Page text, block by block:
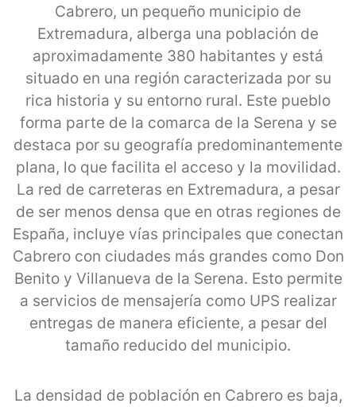
Cabrero, un pequeño municipio de
Extremadura, alberga una población de
aproximadamente 380 habitantes y está
situado en una región caracterizada por su
rica historia y su entorno rural. Este pueblo
forma parte de la comarca de la Serena y se
destaca por su geografía predominantemente
plana, lo que facilita el acceso y la movilidad.
La red de carreteras en Extremadura, a pesar
de ser menos densa que en otras regiones de
España, incluye vías principales que conectan
Cabrero con ciudades más grandes como Don
Benito y Villanueva de la Serena. Esto permite
a servicios de mensajería como UPS realizar
entregas de manera eficiente, a pesar del
tamaño reducido del municipio.
La densidad de población en Cabrero es baja,